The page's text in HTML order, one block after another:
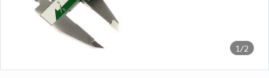
1/2